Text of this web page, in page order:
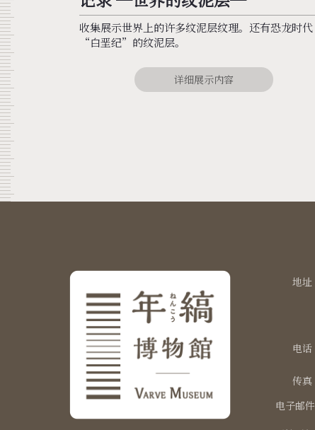
收集展示世界上的许多纹泥层纹理。还有恐龙时代
“白垩纪”的纹泥层。
地址
电话
传真
电子邮件